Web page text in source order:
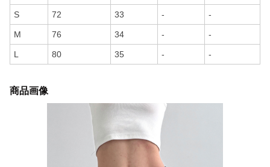
S 72 33 - -
M 76 34 - -
L 80 35 - -
商品画像